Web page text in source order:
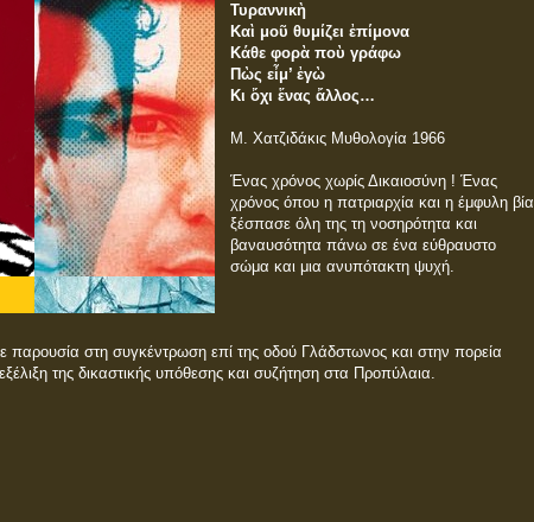
Τυραννικὴ
Καὶ μοῦ θυμίζει ἐπίμονα
Κάθε φορὰ ποὺ γράφω
Πὼς εἶμ’ ἐγὼ
Κι ὄχι ἕνας ἄλλος…
Μ. Χατζιδάκις Μυθολογία 1966
Ένας χρόνος χωρίς Δικαιοσύνη ! Ένας
χρόνος όπου η πατριαρχία και η έμφυλη βία
ξέσπασε όλη της τη νοσηρότητα και
βαναυσότητα πάνω σε ένα εύθραυστο
σώμα και μια ανυπότακτη ψυχή.
στη συγκέντρωση επί της οδού Γλάδστωνος και στην πορεία
της δικαστικής υπόθεσης και συζήτηση στα Προπύλαια.